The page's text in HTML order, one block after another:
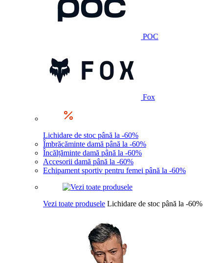
POC
Fox
Lichidare de stoc până la -60%
Îmbrăcăminte damă până la -60%
Încălțăminte damă până la -60%
Accesorii damă până la -60%
Echipament sportiv pentru femei până la -60%
Vezi toate produsele Lichidare de stoc până la -60%